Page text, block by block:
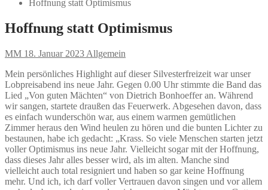
Hoffnung statt Optimismus
Hoffnung statt Optimismus
MM 18. Januar 2023 Allgemein
Mein persönliches Highlight auf dieser Silvesterfreizeit war unser
Lobpreisabend ins neue Jahr. Gegen 0.00 Uhr stimmte die Band das
Lied „Von guten Mächten“ von Dietrich Bonhoeffer an. Während
wir sangen, startete draußen das Feuerwerk. Abgesehen davon, dass
es einfach wunderschön war, aus einem warmen gemütlichen
Zimmer heraus den Wind heulen zu hören und die bunten Lichter zu
bestaunen, habe ich gedacht: „Krass. So viele Menschen starten jetzt
voller Optimismus ins neue Jahr. Vielleicht sogar mit der Hoffnung,
dass dieses Jahr alles besser wird, als im alten. Manche sind
vielleicht auch total resigniert und haben so gar keine Hoffnung
mehr. Und ich, ich darf voller Vertrauen davon singen und vor allem